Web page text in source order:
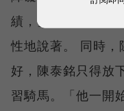
績，」即使父親站
性地說著。 同時，
好，陳泰銘只得放
習騎馬。「他一開